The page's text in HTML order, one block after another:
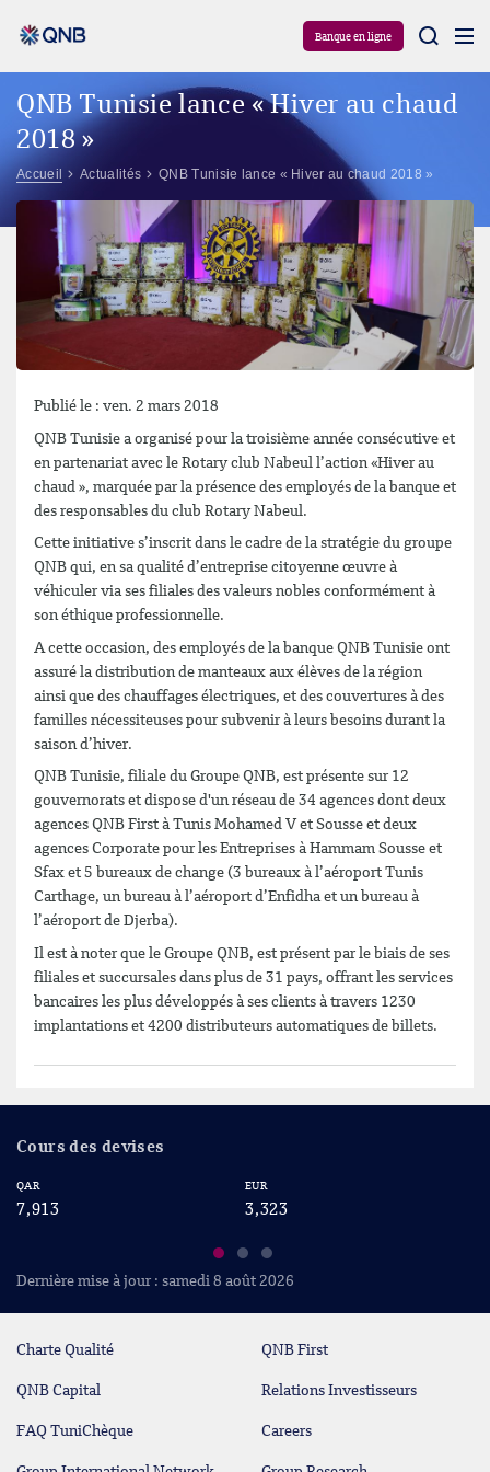
Banque en ligne
QNB Tunisie lance « Hiver au chaud
2018 »
Accueil Actualités QNB Tunisie lance « Hiver au chaud 2018 »
Publié le : ven. 2 mars 2018
QNB Tunisie a organisé pour la troisième année consécutive et
en partenariat avec le Rotary club Nabeul l’action «Hiver au
chaud », marquée par la présence des employés de la banque et
des responsables du club Rotary Nabeul.
Cette initiative s’inscrit dans le cadre de la stratégie du groupe
QNB qui, en sa qualité d’entreprise citoyenne œuvre à
véhiculer via ses filiales des valeurs nobles conformément à
son éthique professionnelle.
A cette occasion, des employés de la banque QNB Tunisie ont
assuré la distribution de manteaux aux élèves de la région
ainsi que des chauffages électriques, et des couvertures à des
familles nécessiteuses pour subvenir à leurs besoins durant la
saison d’hiver.
QNB Tunisie, filiale du Groupe QNB, est présente sur 12
gouvernorats et dispose d'un réseau de 34 agences dont deux
agences QNB First à Tunis Mohamed V et Sousse et deux
agences Corporate pour les Entreprises à Hammam Sousse et
Sfax et 5 bureaux de change (3 bureaux à l’aéroport Tunis
Carthage, un bureau à l’aéroport d’Enfidha et un bureau à
l’aéroport de Djerba).
Il est à noter que le Groupe QNB, est présent par le biais de ses
filiales et succursales dans plus de 31 pays, offrant les services
bancaires les plus développés à ses clients à travers 1230
implantations et 4200 distributeurs automatiques de billets.
Cours des devises
QAR
7,913
EUR
3,323
Dernière mise à jour : samedi 8 août 2026
Charte Qualité QNB First
QNB Capital Relations Investisseurs
FAQ TuniChèque Careers